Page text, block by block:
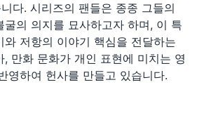
다. 시리즈의 팬들은 종종 그들의
굴의 의지를 묘사하고자 하며, 이 특
와 저항의 이야기 핵심을 전달하는
, 만화 문화가 개인 표현에 미치는 영
영하여 헌사를 만들고 있습니다.